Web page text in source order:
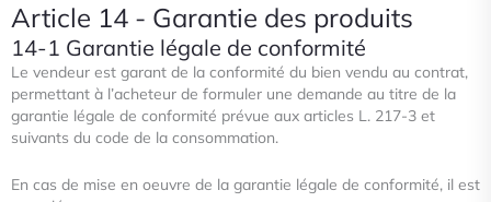
Article 14 - Garantie des produits
14-1 Garantie légale de conformité
Le vendeur est garant de la conformité du bien vendu au contrat,
permettant à l’acheteur de formuler une demande au titre de la
garantie légale de conformité prévue aux articles L. 217-3 et
suivants du code de la consommation.
En cas de mise en oeuvre de la garantie légale de conformité, il est